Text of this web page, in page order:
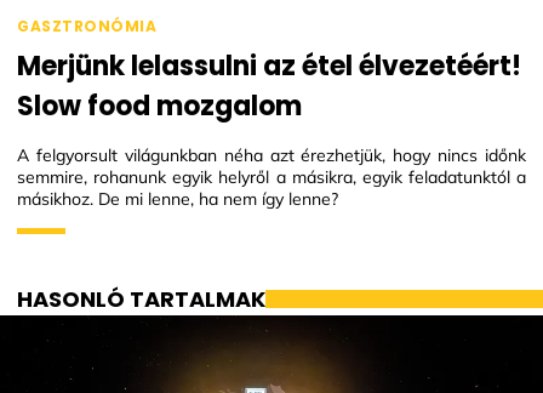
GASZTRONÓMIA
Merjünk lelassulni az étel élvezetéért!
Slow food mozgalom
A felgyorsult világunkban néha azt érezhetjük, hogy nincs időnk
semmire, rohanunk egyik helyről a másikra, egyik feladatunktól a
másikhoz. De mi lenne, ha nem így lenne?
HASONLÓ TARTALMAK